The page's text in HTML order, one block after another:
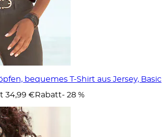
bequemes T-Shirt aus Jersey, Basic
34,99 € Rabatt- 28 %